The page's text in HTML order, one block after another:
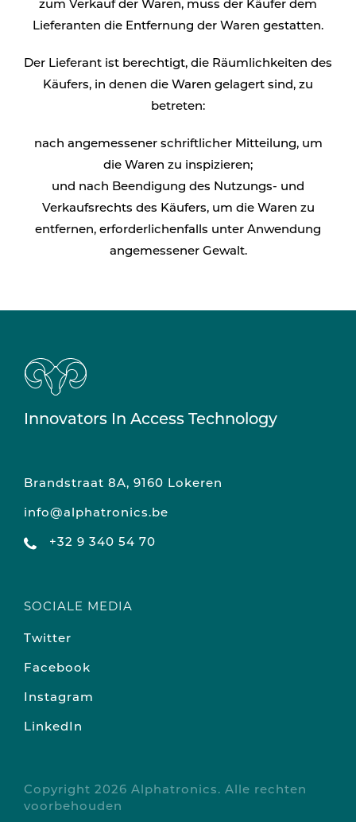
zum Verkauf der Waren, muss der Käufer dem
Lieferanten die Entfernung der Waren gestatten.
Der Lieferant ist berechtigt, die Räumlichkeiten des
Käufers, in denen die Waren gelagert sind, zu
betreten:
nach angemessener schriftlicher Mitteilung, um
die Waren zu inspizieren;
und nach Beendigung des Nutzungs- und
Verkaufsrechts des Käufers, um die Waren zu
entfernen, erforderlichenfalls unter Anwendung
angemessener Gewalt.
Innovators In Access Technology
Brandstraat 8A, 9160 Lokeren
info@alphatronics.be
+32 9 340 54 70
SOCIALE MEDIA
Twitter
Facebook
Instagram
LinkedIn
Copyright 2026 Alphatronics. Alle rechten
voorbehouden